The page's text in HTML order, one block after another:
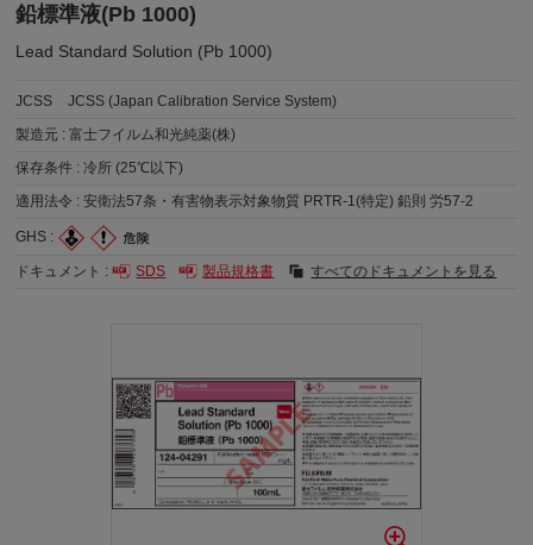
鉛標準液(Pb 1000)
Lead Standard Solution (Pb 1000)
JCSS
JCSS (Japan Calibration Service System)
製造元 :富士フイルム和光純薬(株)
保存条件 :冷所 (25℃以下)
適用法令 :安衛法57条・有害物表示対象物質 PRTR-1(特定) 鉛則 労57-2
GHS :
ドキュメント : SDS 製品規格書 すべてのドキュメントを見る